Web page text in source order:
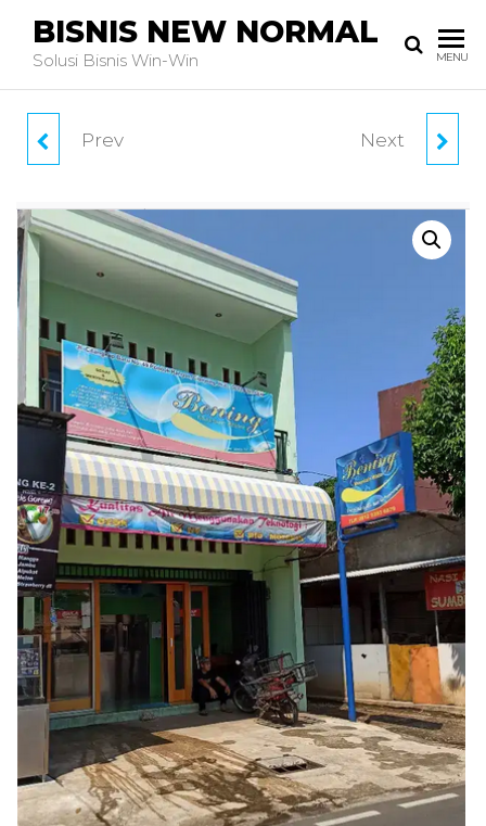
BISNIS NEW NORMAL
Solusi Bisnis Win-Win MENU
Prev TAKE OVER CAFE
Next